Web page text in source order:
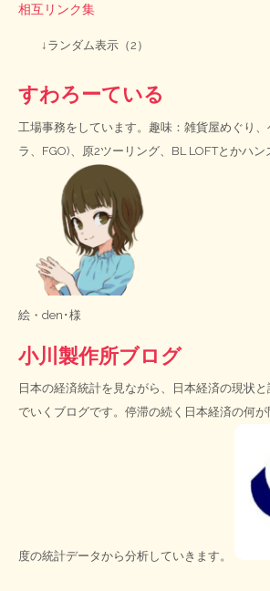
相互リンク集
↓ランダム表示（2）
すわろーている
工場事務をしています。趣味：雑貨屋めぐり
ラ、FGO)、原2ツーリング、BL LOFTとかハン
絵・ den･様
小川製作所ブログ
日本の経済統計を見ながら、日本経済の現状
でいくブログです。停滞の続く日本経済の何
度の統計データから分析していきます。